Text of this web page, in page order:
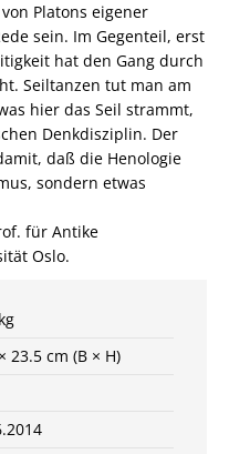
Platons eigener
sein. Im Gegenteil, erst
hat den Gang durch
Seiltanzen tut man am
hier das Seil strammt,
Denkdisziplin. Der
daß die Henologie
sondern etwas
für Antike
Oslo.
23.5 cm (B × H)